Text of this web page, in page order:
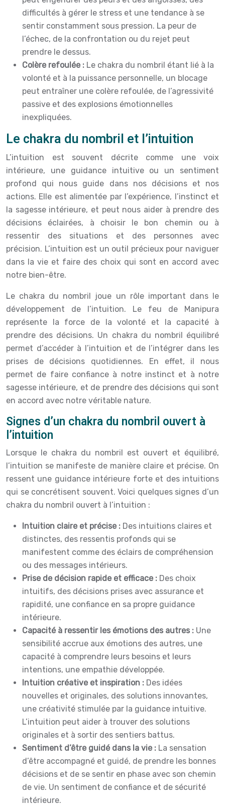
difficultés à gérer le stress et une tendance à se
sentir constamment sous pression. La peur de
l’échec, de la confrontation ou du rejet peut
prendre le dessus.
Colère refoulée : Le chakra du nombril étant lié à la
volonté et à la puissance personnelle, un blocage
peut entraîner une colère refoulée, de l’agressivité
passive et des explosions émotionnelles
inexpliquées.
Le chakra du nombril et l’intuition
L’intuition est souvent décrite comme une voix
intérieure, une guidance intuitive ou un sentiment
profond qui nous guide dans nos décisions et nos
actions. Elle est alimentée par l’expérience, l’instinct et
la sagesse intérieure, et peut nous aider à prendre des
décisions éclairées, à choisir le bon chemin ou à
ressentir des situations et des personnes avec
précision. L’intuition est un outil précieux pour naviguer
dans la vie et faire des choix qui sont en accord avec
notre bien-être.
Le chakra du nombril joue un rôle important dans le
développement de l’intuition. Le feu de Manipura
représente la force de la volonté et la capacité à
prendre des décisions. Un chakra du nombril équilibré
permet d’accéder à l’intuition et de l’intégrer dans les
prises de décisions quotidiennes. En effet, il nous
permet de faire confiance à notre instinct et à notre
sagesse intérieure, et de prendre des décisions qui sont
en accord avec notre véritable nature.
Signes d’un chakra du nombril ouvert à
l’intuition
Lorsque le chakra du nombril est ouvert et équilibré,
l’intuition se manifeste de manière claire et précise. On
ressent une guidance intérieure forte et des intuitions
qui se concrétisent souvent. Voici quelques signes d’un
chakra du nombril ouvert à l’intuition :
Intuition claire et précise : Des intuitions claires et
distinctes, des ressentis profonds qui se
manifestent comme des éclairs de compréhension
ou des messages intérieurs.
Prise de décision rapide et efficace : Des choix
intuitifs, des décisions prises avec assurance et
rapidité, une confiance en sa propre guidance
intérieure.
Capacité à ressentir les émotions des autres : Une
sensibilité accrue aux émotions des autres, une
capacité à comprendre leurs besoins et leurs
intentions, une empathie développée.
Intuition créative et inspiration : Des idées
nouvelles et originales, des solutions innovantes,
une créativité stimulée par la guidance intuitive.
L’intuition peut aider à trouver des solutions
originales et à sortir des sentiers battus.
Sentiment d’être guidé dans la vie : La sensation
d’être accompagné et guidé, de prendre les bonnes
décisions et de se sentir en phase avec son chemin
de vie. Un sentiment de confiance et de sécurité
intérieure.